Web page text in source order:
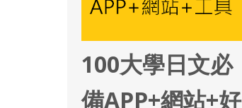
100大學日文必
備APP+網站+好